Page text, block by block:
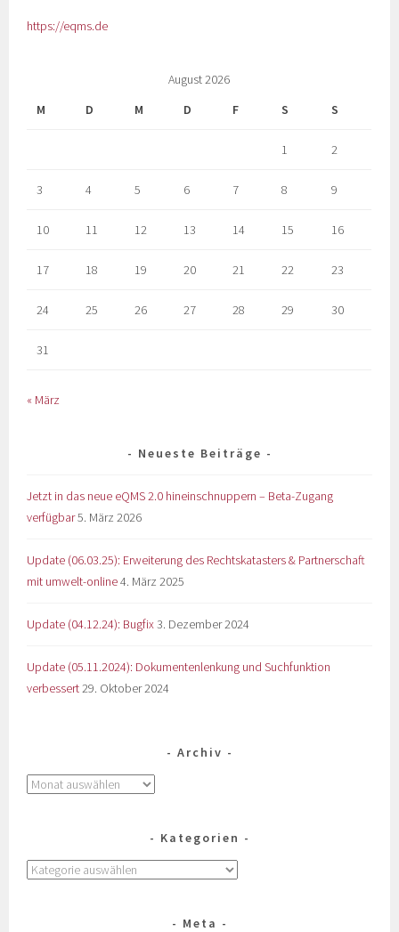
https://eqms.de
August 2026
M
D M D F S S
1 2
3 4 5 6 7 8 9
10 11 12 13 14 15 16
17 18 19 20 21 22 23
24 25 26 27 28 29 30
31
« März
Neueste Beiträge
Jetzt in das neue eQMS 2.0 hineinschnuppern – Beta-Zugang
verfügbar5. März 2026
Update (06.03.25): Erweiterung des Rechtskatasters & Partnerschaft
mit umwelt-online4. März 2025
Update (04.12.24): Bugfix3. Dezember 2024
Update (05.11.2024): Dokumentenlenkung und Suchfunktion
verbessert29. Oktober 2024
Archiv
Kategorien
Meta